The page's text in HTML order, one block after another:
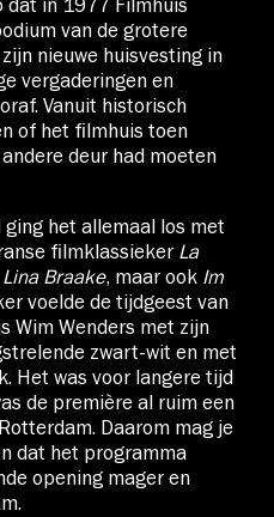
dat in 1977 Filmhuis
van de grotere
nieuwe huisvesting in
vergaderingen en
Vanuit historisch
of het filmhuis toen
deur had moeten
het allemaal los met
filmklassieker La
Lina Braake, maar ook Im
voelde de tijdgeest van
Wim Wenders met zijn
zwart-wit en met
Het was voor langere tijd
de première al ruim een
Daarom mag je
dat het programma
opening mager en